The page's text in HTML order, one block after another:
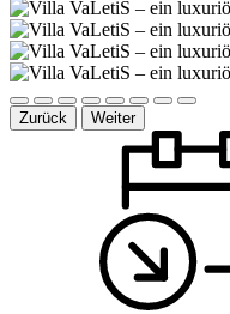
Zurück Weiter